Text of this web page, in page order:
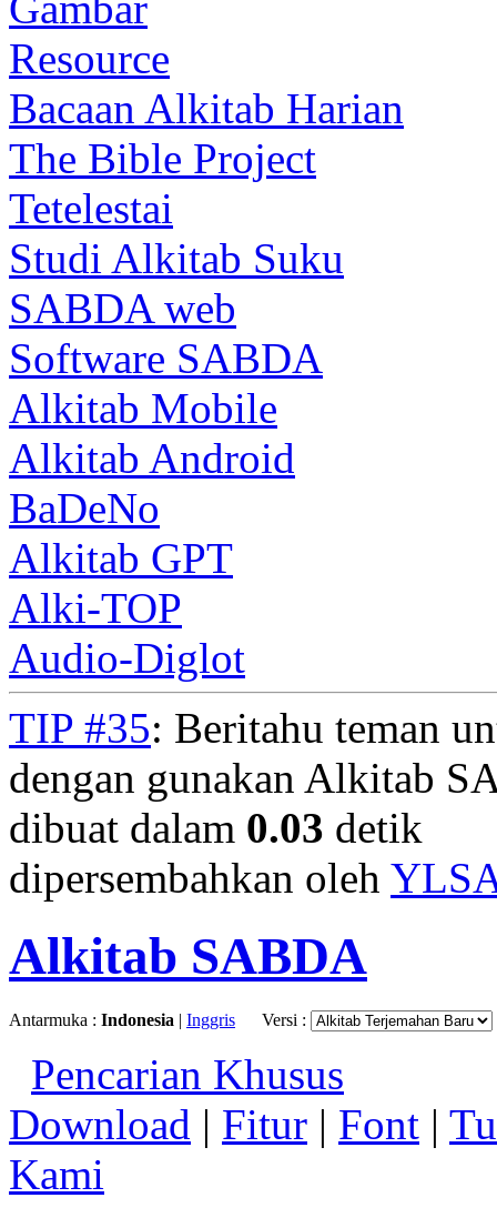
Resource
Bacaan Alkitab Harian
The Bible Project
Tetelestai
Studi Alkitab Suku
SABDA web
Software SABDA
Alkitab Mobile
Alkitab Android
BaDeNo
Alkitab GPT
Alki-TOP
Audio-Diglot
TIP #35: Beritahu teman
dengan gunakan Alkitab
dibuat dalam 0.03 detik
dipersembahkan oleh
Alkitab SABDA
Antarmuka : Indonesia | Inggris Versi :
Pencarian Khusus
Download | Fitur | Font |
Kami